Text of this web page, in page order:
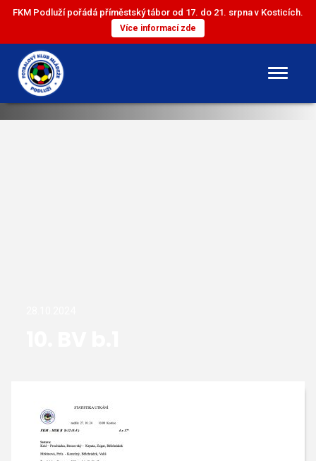
FKM Podluží pořádá příměstský tábor od 17. do 21. srpna v Kosticích.
Více informací zde
DOROST